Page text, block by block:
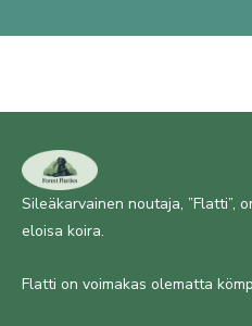
Sileäkarvainen noutaja, ”Flatti”,
eloisa koira.
Flatti on voimakas olematta